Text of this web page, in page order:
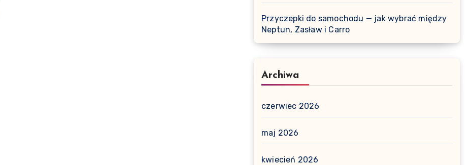
Przyczepki do samochodu — jak wybrać między
Neptun, Zasław i Carro
Archiwa
czerwiec 2026
maj 2026
kwiecień 2026